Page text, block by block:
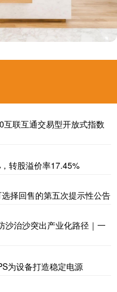
联互通交易型开放式指数
转股溢价率17.45%
择回售的第五次提示性公告
沙治沙突出产业化路径｜一
为设备打造稳定电源